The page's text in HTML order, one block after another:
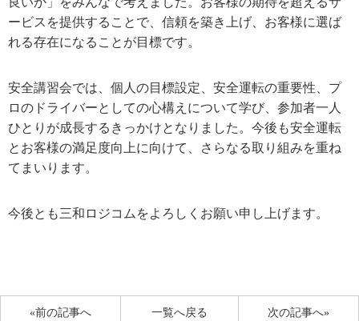
ービスを提供することで、信頼を築き上げ、お客様に選ば
れる存在になることが目標です。
安全講習会では、個人の目標設定、安全運転の重要性、プ
ロのドライバーとしての心構えについて学び、参加者一人
ひとりが成長するきっかけとなりました。今後も安全運転
とお客様の満足度向上に向けて、さらなる取り組みを重ね
てまいります。
今後とも三和ロジコムをよろしくお願い申し上げます。
«前の記事へ 次の記事へ»
一覧へ戻る